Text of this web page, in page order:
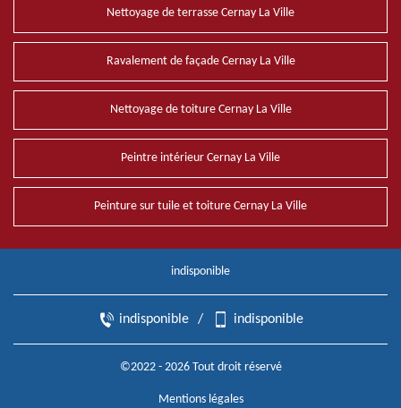
Nettoyage de terrasse Cernay La Ville
Ravalement de façade Cernay La Ville
Nettoyage de toiture Cernay La Ville
Peintre intérieur Cernay La Ville
Peinture sur tuile et toiture Cernay La Ville
indisponible
indisponible / indisponible
©2022 - 2026 Tout droit réservé
Mentions légales